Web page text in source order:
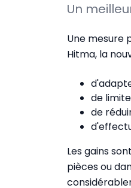
Un
Une mesure
Hitma, la
de
de
Les gains
pièces ou